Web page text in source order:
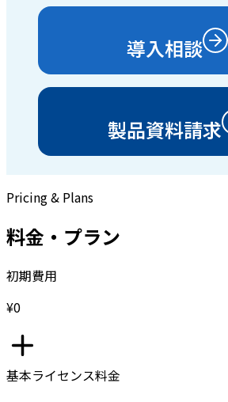
導入相談
製品資料請求
Pricing & Plans
料金・プラン
初期費用
¥0
基本ライセンス料金